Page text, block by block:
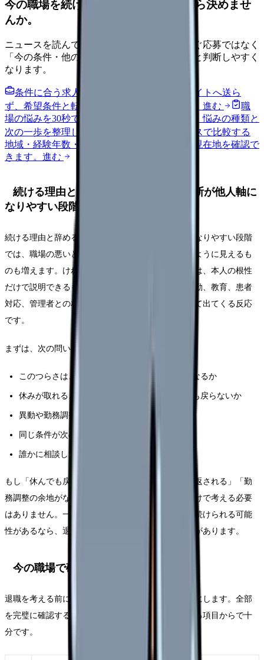
今の職場を続けるか、条件を比べてから決めませ
んか。
ニュースを読んで不安が強くなった時は、すぐ応募ではなく
「今の条件・他の選択肢・相談先」を分けると判断しやすく
なります。
条件に合う求人通知を受け取る
外部転職サイトへ送ら
ず、希望条件と転職時期を自社で預かります。 進む
職
場の悩みを30秒で診断
辞めるべきか迷う前に、悩みの種類と
次の一歩を整理します。
給料コンパスで比較する
地域・経験年数・施設形態から、今の給料の現在地を確認で
きます。 進む
続ける理由と辞める理由が混ざり、判断が他人軸に
なりやすい段階に起きやすいこと
続ける理由と辞める理由が混ざり、判断が他人軸になりやすい段階
では、職場の悪いところだけでなく、自分の弱さのように見えるも
のも増えます。けれど、看護師さんの「辞めたい」は、本人の根性
だけで説明できるものではありません。勤務表、夜勤、教育、患者
対応、管理者との相性、家庭の事情、体調が重なって出てくる反応
です。
まずは、次の問いを使って原因を分けてください。
このつらさは、特定の人・部署・勤務帯で強くなるか
休みが取れると回復するか、それとも休みの日も戻らないか
異動や勤務調整で軽くなる可能性があるか
同じ条件が次の職場でも続きそうか
誰かに相談した時、具体的な改善案が出たか
もし「休んでも戻らない」「相談しても人格否定で返される」「勤
務調整の余地がない」なら、今の職場に残る前提だけで考える必要
はありません。一方で、部署や勤務形態を変えれば続けられる可能
性があるなら、退職前にその選択肢を確認する価値があります。
今の職場で確認したいチェックリスト
退職を考える前に、今の職場で確認できることを表にします。全部
を完璧に確認する必要はありません。自分に関係する項目からで十
分です。